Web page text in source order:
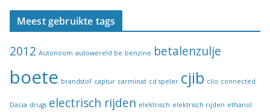
Meest gebruikte tags
2012 Autonoom autowereld.be benzine betalenzulje
boete brandstof captur carminat cd speler cjib clio connected
Dacia drugs electrisch rijden elektrisch elektrisch rijden ethanol